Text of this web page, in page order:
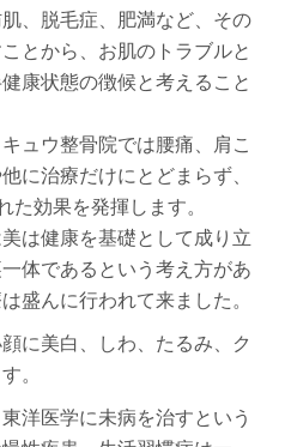
、脱毛症、肥満など、その
とから、お肌のトラブルと
康状態の徴候と考えること
ュウ整骨院では腰痛、肩こ
に治療だけにとどまらず、
た効果を発揮します。
は健康を基礎として成り立
体であるという考え方があ
盛んに行われて来ました。
に美白、しわ、たるみ、ク
。
洋医学に未病を治すという